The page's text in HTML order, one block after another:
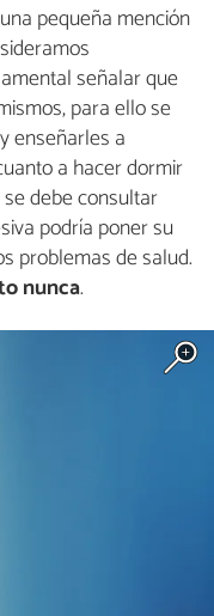
pequeña mención
señalar que
para ello se
enseñarles a
a hacer dormir
debe consultar
podría poner su
problemas de salud.
nunca.